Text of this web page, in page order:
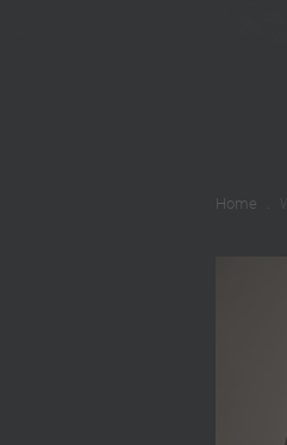
Home